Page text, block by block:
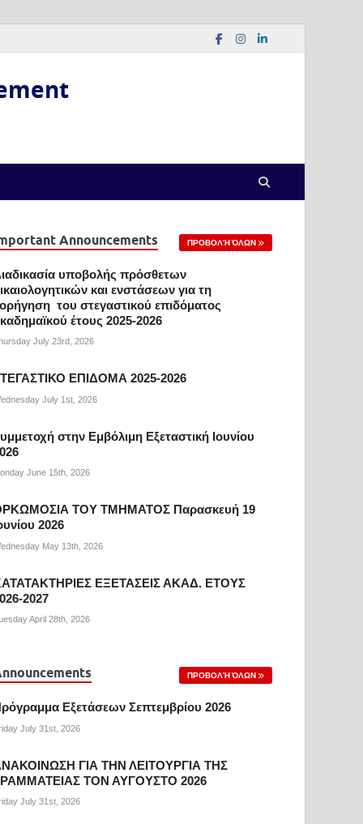
Announcements ΠΡΟΒΟΛΉ ΌΛΩΝ
υποβολής πρόσθετων
και ενστάσεων για τη
του στεγαστικού επιδόματος
έτους 2025-2026
July 23rd, 2026
ΕΠΙΔΟΜΑ 2025-2026
July 1st, 2026
στην Εμβόλιμη Εξεταστική Ιουνίου
June 15th, 2026
ΤΟΥ ΤΜΗΜΑΤΟΣ Παρασκευή 19
2026
May 13th, 2026
ΕΞΕΤΑΣΕΙΣ ΑΚΑΔ. ΕΤΟΥΣ
2027
April 28th, 2026
ΠΡΟΒΟΛΉ ΌΛΩΝ
Εξετάσεων Σεπτεμβρίου 2026
July 31st, 2026
ΓΙΑ ΤΗΝ ΛΕΙΤΟΥΡΓΙΑ ΤΗΣ
ΤΟΝ ΑΥΓΟΥΣΤΟ 2026
July 31st, 2026